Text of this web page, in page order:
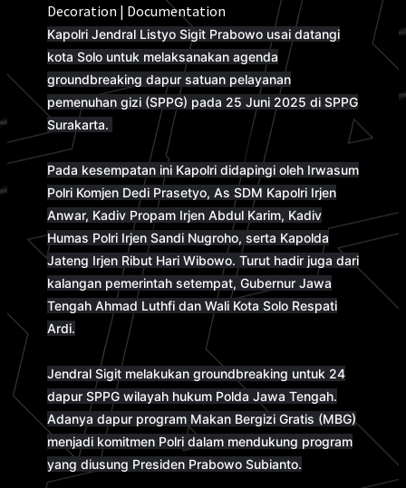
Decoration | Documentation
Kapolri Jendral Listyo Sigit Prabowo usai datangi
kota Solo untuk melaksanakan agenda
groundbreaking dapur satuan pelayanan
pemenuhan gizi (SPPG) pada 25 Juni 2025 di SPPG
Surakarta.
Pada kesempatan ini Kapolri didapingi oleh Irwasum
Polri Komjen Dedi Prasetyo, As SDM Kapolri Irjen
Anwar, Kadiv Propam Irjen Abdul Karim, Kadiv
Humas Polri Irjen Sandi Nugroho, serta Kapolda
Jateng Irjen Ribut Hari Wibowo. Turut hadir juga dari
kalangan pemerintah setempat, Gubernur Jawa
Tengah Ahmad Luthfi dan Wali Kota Solo Respati
Ardi.
Jendral Sigit melakukan groundbreaking untuk 24
dapur SPPG wilayah hukum Polda Jawa Tengah.
Adanya dapur program Makan Bergizi Gratis (MBG)
menjadi komitmen Polri dalam mendukung program
yang diusung Presiden Prabowo Subianto.